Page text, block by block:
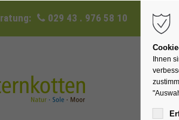
029 43 . 976 58 10
Ihnen